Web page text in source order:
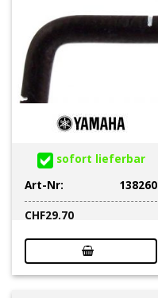
sofort lieferbar
Art-Nr:
138260
CHF29.70